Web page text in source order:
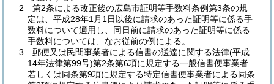
2
第2条による改正後の広島市証明等手数料条例第3条の規
定は、平成28年1月1日以後に請求のあった証明等に係る手
数料について適用し、同日前に請求のあった証明等に係る
手数料については、なお従前の例による。
3
郵便又は民間事業者による信書の送達に関する法律(平成
14年法律第99号)第2条第6項に規定する一般信書便事業者
若しくは同条第9項に規定する特定信書便事業者による同条